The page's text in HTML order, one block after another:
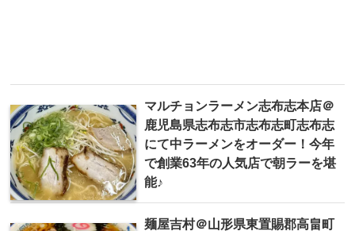
マルチョンラーメン志布志本店＠
鹿児島県志布志市志布志町志布志
にて中ラーメンをオーダー！今年
で創業63年の人気店で朝ラーを堪
能♪
麺屋吉村＠山形県東置賜郡高畠町